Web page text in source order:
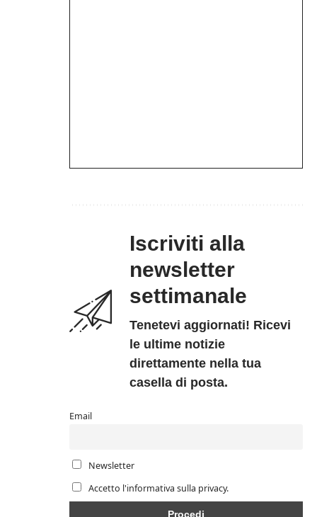
Iscriviti alla
newsletter
settimanale
Tenetevi aggiornati! Ricevi
le ultime notizie
direttamente nella tua
casella di posta.
Email
Newsletter
Accetto l'informativa sulla privacy.